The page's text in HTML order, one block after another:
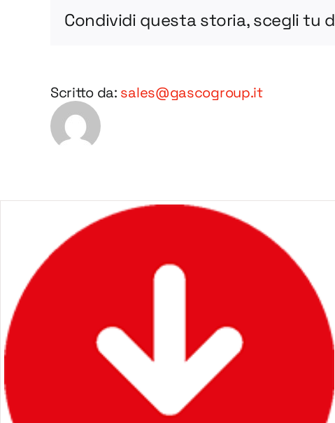
Condividi questa storia, scegli tu
Scritto da: sales@gascogroup.it